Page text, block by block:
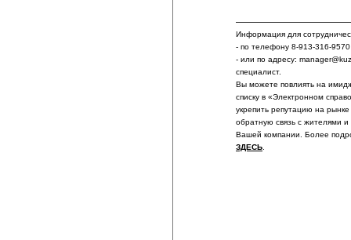
Информация для
- по телефону 8-913-316-9570
- или по адресу:
специалист.
Вы можете повлиять на
списку в «Электронном
укрепить репутацию на
обратную связь с жителями и
Вашей компании. Более
ЗДЕСЬ